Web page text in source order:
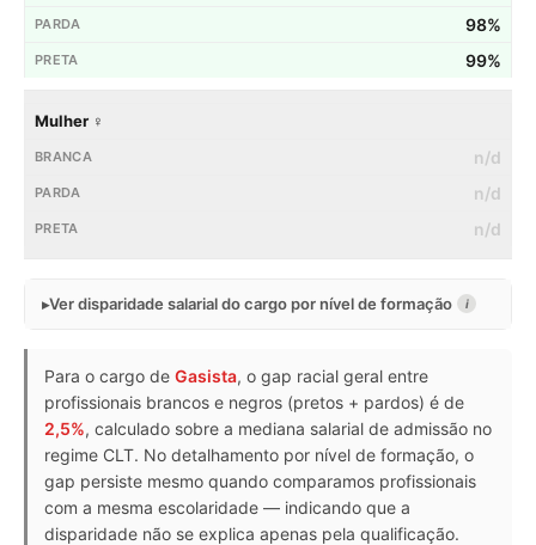
98%
99%
Mulher ♀
n/d
n/d
n/d
Ver disparidade salarial do cargo por nível de formação i
Para o cargo de Gasista, o gap racial geral entre
profissionais brancos e negros (pretos + pardos) é de
2,5%, calculado sobre a mediana salarial de admissão no
regime CLT. No detalhamento por nível de formação, o
gap persiste mesmo quando comparamos profissionais
com a mesma escolaridade — indicando que a
disparidade não se explica apenas pela qualificação.